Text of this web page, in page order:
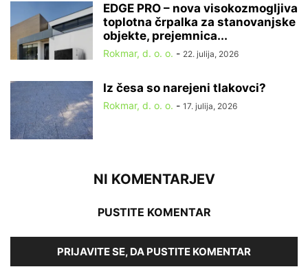
EDGE PRO – nova visokozmogljiva
toplotna črpalka za stanovanjske
objekte, prejemnica...
Rokmar, d. o. o. - 22. julija, 2026
Iz česa so narejeni tlakovci?
Rokmar, d. o. o. - 17. julija, 2026
NI KOMENTARJEV
PUSTITE KOMENTAR
PRIJAVITE SE, DA PUSTITE KOMENTAR